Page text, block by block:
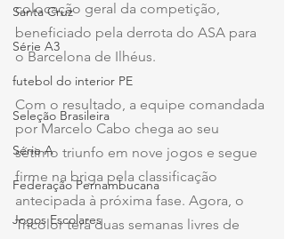
Santa Cruz
Série A3
futebol do interior PE
Seleção Brasileira
Série A
Federação Pernambucana
Jogos Escolares
colocação geral da competição,
beneficiado pela derrota do ASA para
o Barcelona de Ilhéus.
Com o resultado, a equipe comandada
por Marcelo Cabo chega ao seu
sétimo triunfo em nove jogos e segue
firme na briga pela classificação
antecipada à próxima fase. Agora, o
Tricolor terá duas semanas livres de